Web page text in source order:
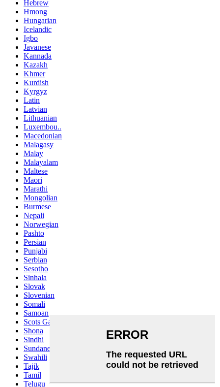
Hebrew
Hmong
Hungarian
Icelandic
Igbo
Javanese
Kannada
Kazakh
Khmer
Kurdish
Kyrgyz
Latin
Latvian
Lithuanian
Luxembou..
Macedonian
Malagasy
Malay
Malayalam
Maltese
Maori
Marathi
Mongolian
Burmese
Nepali
Norwegian
Pashto
Persian
Punjabi
Serbian
Sesotho
Sinhala
Slovak
Slovenian
Somali
Samoan
Scots Gaelic
Shona
Sindhi
Sundanese
Swahili
Tajik
Tamil
Telugu